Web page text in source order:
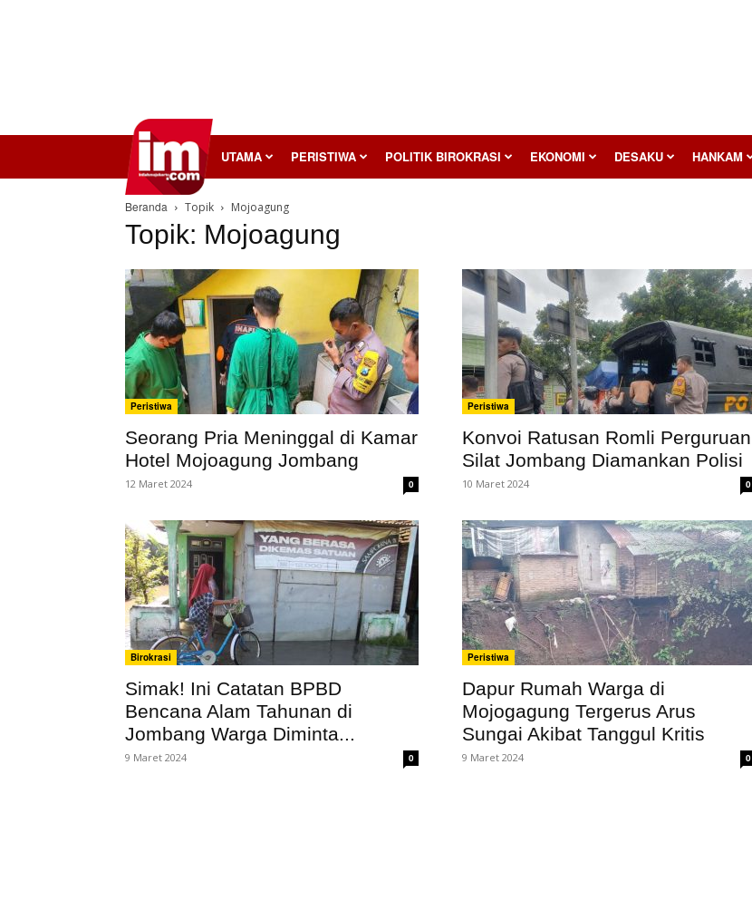
InilahMojokerto UTAMA PERISTIWA POLITIK BIROKRASI EKONOMI DESAKU HANKAM
Beranda Topik Mojoagung
Topik: Mojoagung
Peristiwa
Seorang Pria Meninggal di Kamar
Hotel Mojoagung Jombang
12 Maret 2024 0
Peristiwa
Konvoi Ratusan Romli Perguruan
Silat Jombang Diamankan Polisi
10 Maret 2024 0
Birokrasi
Simak! Ini Catatan BPBD
Bencana Alam Tahunan di
Jombang Warga Diminta...
9 Maret 2024 0
Peristiwa
Dapur Rumah Warga di
Mojogagung Tergerus Arus
Sungai Akibat Tanggul Kritis
9 Maret 2024 0